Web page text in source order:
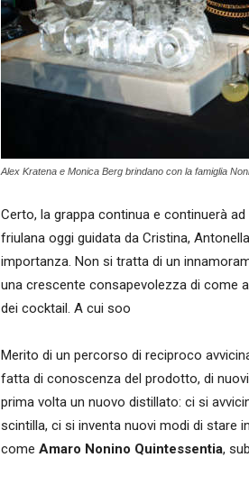
Alex Kratena e Monica Berg brindano con la famiglia
Certo, la grappa continua e continuerà
friulana oggi guidata da Cristina,
importanza. Non si tratta di un
una crescente consapevolezza di come
dei cocktail. A cui soo
Merito di un percorso di reciproco
fatta di conoscenza del prodotto, di
prima volta un nuovo distillato: ci si
scintilla, ci si inventa nuovi modi di stare
come Amaro Nonino Quintessentia,